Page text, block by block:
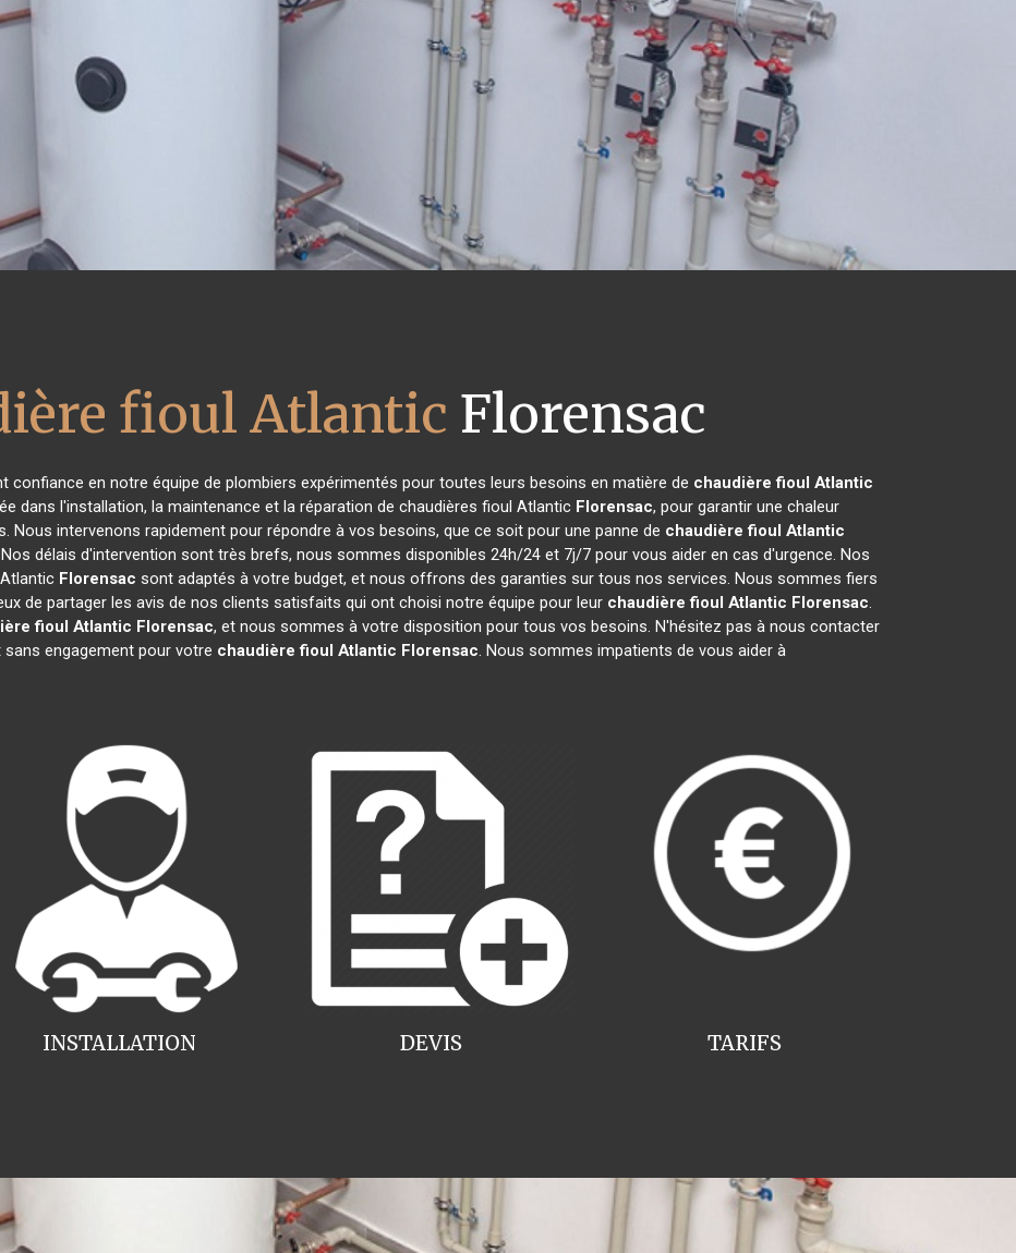
fioul Atlantic Florensac
confiance en notre équipe de plombiers expérimentés pour toutes leurs besoins en matière de chaudière fioul Atlantic
dans l'installation, la maintenance et la réparation de chaudières fioul Atlantic Florensac, pour garantir une chaleur
intervenons rapidement pour répondre à vos besoins, que ce soit pour une panne de chaudière fioul Atlantic
délais d'intervention sont très brefs, nous sommes disponibles 24h/24 et 7j/7 pour vous aider en cas d'urgence. Nos
Florensac sont adaptés à votre budget, et nous offrons des garanties sur tous nos services. Nous sommes fiers
de partager les avis de nos clients satisfaits qui ont choisi notre équipe pour leur chaudière fioul Atlantic Florensac.
fioul Atlantic Florensac, et nous sommes à votre disposition pour tous vos besoins. N'hésitez pas à nous contacter
engagement pour votre chaudière fioul Atlantic Florensac. Nous sommes impatients de vous aider à
INSTALLATION TARIFS
DEVIS